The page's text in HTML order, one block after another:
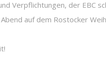
Verpflichtungen, der EBC
auf dem Rostocker